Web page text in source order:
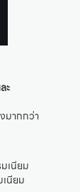
ะ
มากกว่า
เนียม
เนียม